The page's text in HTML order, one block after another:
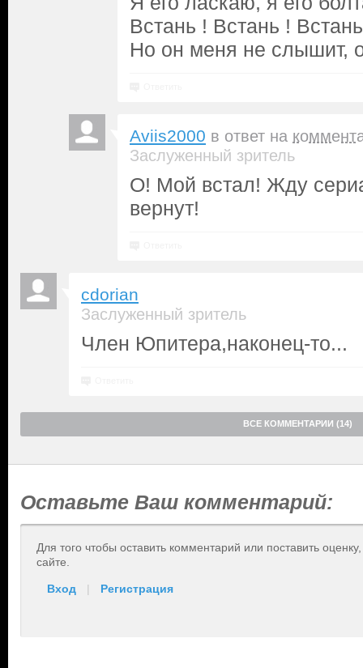
Встань ! Встань !
Но он меня не слышит,
Aviis2000 в ответ на
Заслуженный зритель
О! Мой встал! Жду
вернут!
cdorian
Заслуженный зритель
Член Юпитера,наконец-то...
ВСЕ КОММЕНТАРИИ (14)
Оставьте Ваш комментарий:
Для того чтобы оставить комментарий или поставить
сайте.
Вход | Регистрация